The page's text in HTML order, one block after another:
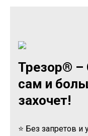
Трезор® –
сам и
захочет!
⭐ Без запретов